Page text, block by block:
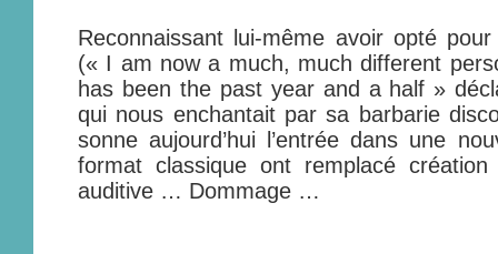
Reconnaissant lui-même avoir opté
(« I am now a much, much different
has been the past year and a half »
qui nous enchantait par sa barbarie
sonne aujourd’hui l’entrée dans une
format classique ont remplacé
auditive … Dommage …